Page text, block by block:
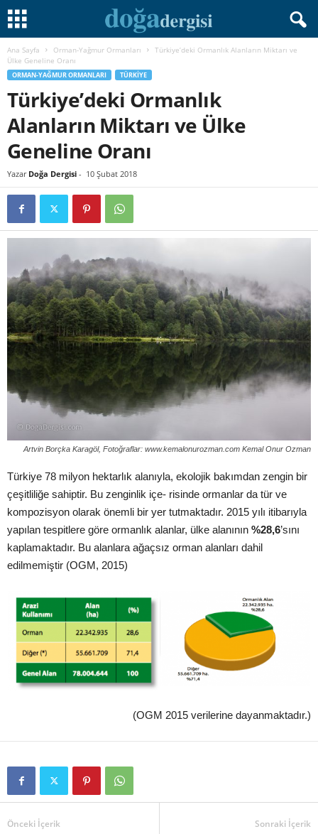
Ana Sayfa Orman-Yağmur Ormanları
Türkiye’deki Ormanlık Alanların Miktarı ve
Ülke Geneline Oranı
ORMAN-YAĞMUR ORMANLARI TÜRKIYE
Türkiye’deki Ormanlık
Alanların Miktarı ve Ülke
Geneline Oranı
Yazar Doğa Dergisi - 10 Şubat 2018
Artvin Borçka Karagöl, Fotoğraflar: www.kemalonurozman.com Kemal Onur Ozman
Türkiye 78 milyon hektarlık alanıyla, ekolojik bakımdan zengin bir
çeşitliliğe sahiptir. Bu zenginlik içe- risinde ormanlar da tür ve
kompozisyon olarak önemli bir yer tutmaktadır. 2015 yılı itibarıyla
yapılan tespitlere göre ormanlık alanlar, ülke alanının %28,6’sını
kaplamaktadır. Bu alanlara ağaçsız orman alanları dahil
edilmemiştir (OGM, 2015)
(OGM 2015 verilerine dayanmaktadır.)
Önceki İçerik Sonraki İçerik